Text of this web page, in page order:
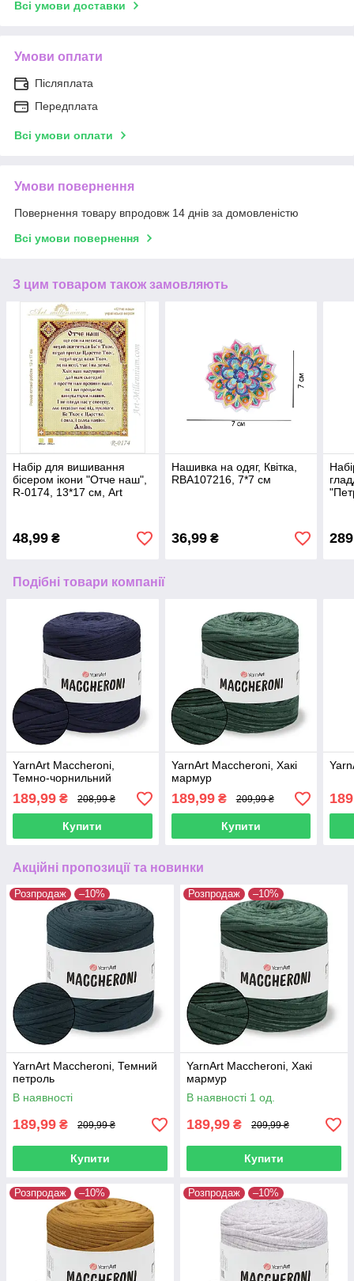
Всі умови доставки
Умови оплати
Післяплата
Передплата
Всі умови оплати
Умови повернення
Повернення товару впродовж 14 днів за домовленістю
Всі умови повернення
З цим товаром також замовляють
Набір для вишивання
бісером ікони "Отче наш",
R-0174, 13*17 см, Art
48,99 ₴
Нашивка на одяг, Квітка,
RBA107216, 7*7 см
36,99₴
Подібні товари компанії
YarnArt Maccheroni,
Темно-чорнильний
189,99 ₴ 208,99 ₴
Купити
YarnArt Maccheroni, Хакі
мармур
189,99₴ 209,99 ₴
Купити
Акційні пропозиції та новинки
Розпродаж –10%
YarnArt Maccheroni, Темний
петроль
В наявності
189,99 ₴ 209,99 ₴
Купити
Розпродаж –10%
YarnArt Maccheroni, Хакі
мармур
В наявності 1 од.
189,99 ₴ 209,99 ₴
Купити
Розпродаж –10% Розпродаж –10%